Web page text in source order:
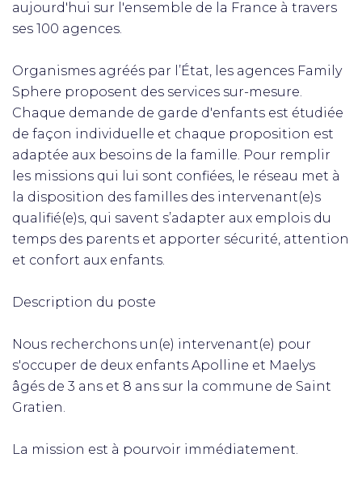
aujourd'hui sur l'ensemble de la France à travers
ses 100 agences.
Organismes agréés par l’État, les agences Family
Sphere proposent des services sur-mesure.
Chaque demande de garde d'enfants est étudiée
de façon individuelle et chaque proposition est
adaptée aux besoins de la famille. Pour remplir
les missions qui lui sont confiées, le réseau met à
la disposition des familles des intervenant(e)s
qualifié(e)s, qui savent s’adapter aux emplois du
temps des parents et apporter sécurité, attention
et confort aux enfants.
Description du poste
Nous recherchons un(e) intervenant(e) pour
s'occuper de deux enfants Apolline et Maelys
âgés de 3 ans et 8 ans sur la commune de Saint
Gratien.
La mission est à pourvoir immédiatement.